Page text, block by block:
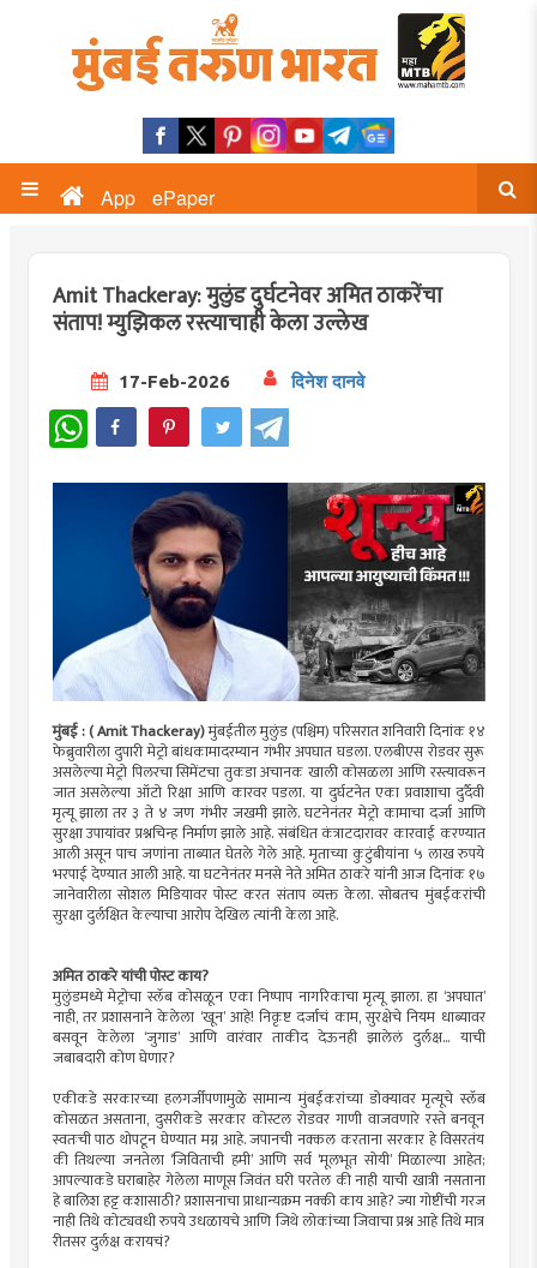
App ePaper
Amit Thackeray: मुलुंड दुर्घटनेवर अमित ठाकरेंचा
संताप! म्युझिकल रस्त्याचाही केला उल्लेख
17-Feb-2026 दिनेश दानवे
WhatsApp
मुंबई : ( Amit Thackeray)मुंबईतील मुलुंड (पश्चिम) परिसरात शनिवारी दिनांक १४
फेब्रुवारीला दुपारी मेट्रो बांधकामादरम्यान गंभीर अपघात घडला. एलबीएस रोडवर सुरू
असलेल्या मेट्रो पिलरचा सिमेंटचा तुकडा अचानक खाली कोसळला आणि रस्त्यावरून
जात असलेल्या ऑटो रिक्षा आणि कारवर पडला. या दुर्घटनेत एका प्रवाशाचा दुर्दैवी
मृत्यू झाला तर ३ ते ४ जण गंभीर जखमी झाले. घटनेनंतर मेट्रो कामाचा दर्जा आणि
सुरक्षा उपायांवर प्रश्नचिन्ह निर्माण झाले आहे. संबंधित कंत्राटदारावर कारवाई करण्यात
आली असून पाच जणांना ताब्यात घेतले गेले आहे. मृताच्या कुटुंबीयांना ५ लाख रुपये
भरपाई देण्यात आली आहे. या घटनेनंतर मनसे नेते अमित ठाकरे यांनी आज दिनांक १७
जानेवारीला सोशल मिडियावर पोस्ट करत संताप व्यक्त केला. सोबतच मुंबईकरांची
सुरक्षा दुर्लक्षित केल्याचा आरोप देखिल त्यांनी केला आहे.
अमित ठाकरे यांची पोस्ट काय?
मुलुंडमध्ये मेट्रोचा स्लॅब कोसळून एका निष्पाप नागरिकाचा मृत्यू झाला. हा ‘अपघात’
नाही, तर प्रशासनाने केलेला ‘खून’ आहे! निकृष्ट दर्जाचं काम, सुरक्षेचे नियम धाब्यावर
बसवून केलेला ‘जुगाड’ आणि वारंवार ताकीद देऊनही झालेलं दुर्लक्ष… याची
जबाबदारी कोण घेणार?
एकीकडे सरकारच्या हलगर्जीपणामुळे सामान्य मुंबईकरांच्या डोक्यावर मृत्यूचे स्लॅब
कोसळत असताना, दुसरीकडे सरकार कोस्टल रोडवर गाणी वाजवणारे रस्ते बनवून
स्वतःची पाठ थोपटून घेण्यात मग्न आहे. जपानची नक्कल करताना सरकार हे विसरतंय
की तिथल्या जनतेला ‘जिविताची हमी’ आणि सर्व ‘मूलभूत सोयी’ मिळाल्या आहेत;
आपल्याकडे घराबाहेर गेलेला माणूस जिवंत घरी परतेल की नाही याची खात्री नसताना
हे बालिश हट्ट कशासाठी? प्रशासनाचा प्राधान्यक्रम नक्की काय आहे? ज्या गोष्टींची गरज
नाही तिथे कोट्यवधी रुपये उधळायचे आणि जिथे लोकांच्या जिवाचा प्रश्न आहे तिथे मात्र
रीतसर दुर्लक्ष करायचं?